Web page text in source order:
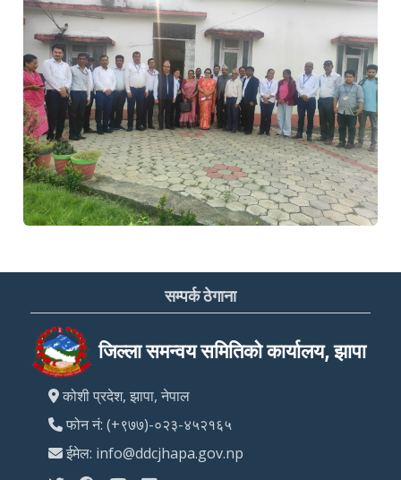
सम्पर्क ठेगाना
जिल्ला समन्वय समितिको कार्यालय, झापा
कोशी प्रदेश, झापा, नेपाल
फोन नं: (+९७७)-०२३-४५२१६५
ईमेल: info@ddcjhapa.gov.np